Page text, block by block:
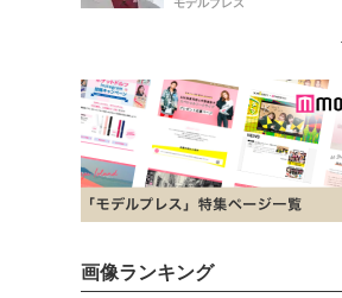
画像ランキング